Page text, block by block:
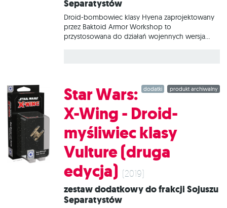
Separatystów
Droid-bombowiec klasy Hyena zaprojektowany
przez Baktoid Armor Workshop to
przystosowana do działań wojennych wersja
stanowi zabójczą niespodziankę dla pilotów
Republiki, którzy lekceważą zagrożenie ze strony
wszystko, co niezbędne, aby dodać do gry 1
statek Droid-bombowiec klasy Hyena.
produkt archiwalny
dodatki
Star Wars:
X-Wing - Droid-
myśliwiec klasy
Vulture (druga
edycja) (2019)
Zestaw dodatkowy do frakcji Sojuszu
Separatystów